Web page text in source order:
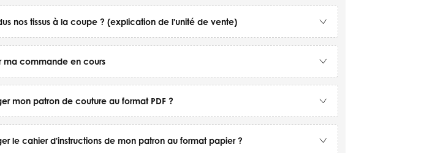
nos tissus à la coupe ? (explication de l'unité de vente)
ma commande en cours
mon patron de couture au format PDF ?
le cahier d'instructions de mon patron au format papier ?